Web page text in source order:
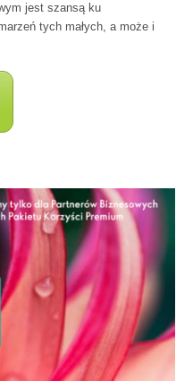
jest szansą ku
tych małych, a może i